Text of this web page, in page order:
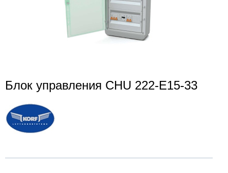
Блок управления CHU 222-E15-33